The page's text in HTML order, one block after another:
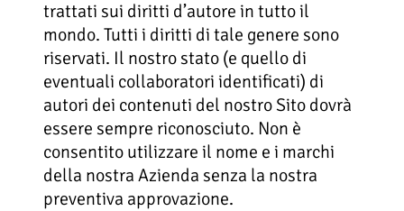
trattati sui diritti d’autore in tutto il
mondo. Tutti i diritti di tale genere sono
riservati. Il nostro stato (e quello di
eventuali collaboratori identificati) di
autori dei contenuti del nostro Sito dovrà
essere sempre riconosciuto. Non è
consentito utilizzare il nome e i marchi
della nostra Azienda senza la nostra
preventiva approvazione.